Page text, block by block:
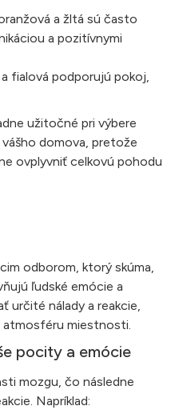
a žltá sú často
a pozitívnymi
fialová podporujú pokoj,
užitočné pri výbere
domova, pretože
ovplyvniť celkovú pohodu
odborom, ktorý skúma,
ľudské emócie a
určité nálady a reakcie,
miestnosti.
pocity a emócie
mozgu, čo následne
Napríklad: